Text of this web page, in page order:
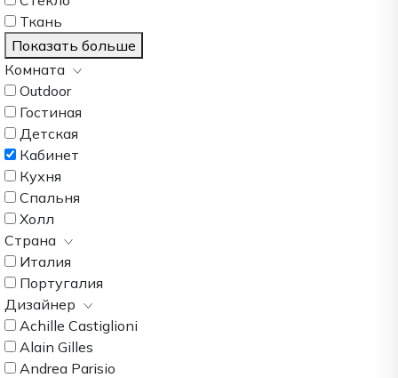
Ткань
Показать больше
Комната
Outdoor
Гостиная
Детская
Кабинет
Кухня
Спальня
Холл
Страна
Италия
Португалия
Дизайнер
Achille Castiglioni
Alain Gilles
Andrea Parisio